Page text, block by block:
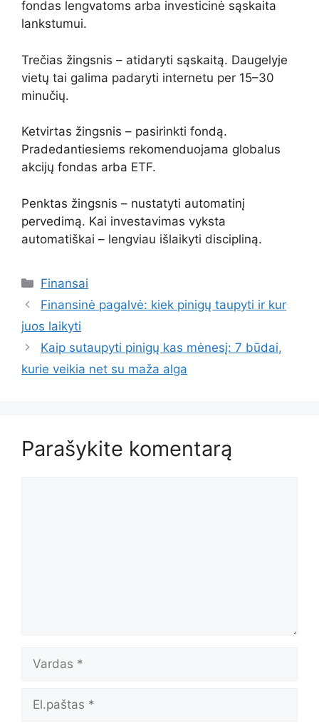
fondas lengvatoms arba investicinė sąskaita
lankstumui.
Trečias žingsnis – atidaryti sąskaitą. Daugelyje
vietų tai galima padaryti internetu per 15–30
minučių.
Ketvirtas žingsnis – pasirinkti fondą.
Pradedantiesiems rekomenduojama globalus
akcijų fondas arba ETF.
Penktas žingsnis – nustatyti automatinį
pervedimą. Kai investavimas vyksta
automatiškai – lengviau išlaikyti discipliną.
Kategorijos
Finansai
Finansinė pagalvė: kiek pinigų taupyti ir kur
juos laikyti
Kaip sutaupyti pinigų kas mėnesį: 7 būdai,
kurie veikia net su maža alga
Parašykite komentarą